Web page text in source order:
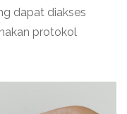
dapat diakses
protokol